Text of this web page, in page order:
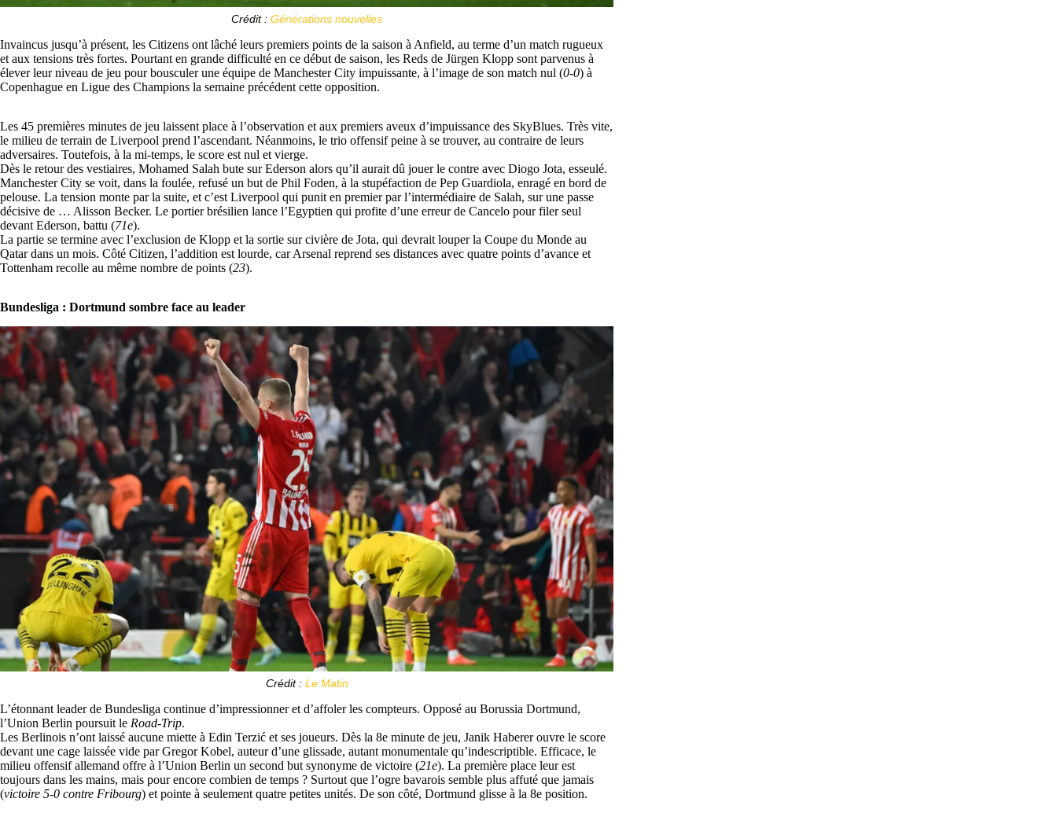
Crédit : Générations nouvelles
Invaincus jusqu’à présent, les Citizens ont lâché leurs premiers points de la saison à Anfield, au terme d’un match rugueux
et aux tensions très fortes. Pourtant en grande difficulté en ce début de saison, les Reds de Jürgen Klopp sont parvenus à
élever leur niveau de jeu pour bousculer une équipe de Manchester City impuissante, à l’image de son match nul (0-0) à
Copenhague en Ligue des Champions la semaine précédent cette opposition.
Les 45 premières minutes de jeu laissent place à l’observation et aux premiers aveux d’impuissance des SkyBlues. Très vite,
le milieu de terrain de Liverpool prend l’ascendant. Néanmoins, le trio offensif peine à se trouver, au contraire de leurs
adversaires. Toutefois, à la mi-temps, le score est nul et vierge.
Dès le retour des vestiaires, Mohamed Salah bute sur Ederson alors qu’il aurait dû jouer le contre avec Diogo Jota, esseulé.
Manchester City se voit, dans la foulée, refusé un but de Phil Foden, à la stupéfaction de Pep Guardiola, enragé en bord de
pelouse. La tension monte par la suite, et c’est Liverpool qui punit en premier par l’intermédiaire de Salah, sur une passe
décisive de … Alisson Becker. Le portier brésilien lance l’Egyptien qui profite d’une erreur de Cancelo pour filer seul
devant Ederson, battu (71e).
La partie se termine avec l’exclusion de Klopp et la sortie sur civière de Jota, qui devrait louper la Coupe du Monde au
Qatar dans un mois. Côté Citizen, l’addition est lourde, car Arsenal reprend ses distances avec quatre points d’avance et
Tottenham recolle au même nombre de points (23).
Bundesliga : Dortmund sombre face au leader
Crédit : Le Matin
L’étonnant leader de Bundesliga continue d’impressionner et d’affoler les compteurs. Opposé au Borussia Dortmund,
l’Union Berlin poursuit le Road-Trip.
Les Berlinois n’ont laissé aucune miette à Edin Terzić et ses joueurs. Dès la 8e minute de jeu, Janik Haberer ouvre le score
devant une cage laissée vide par Gregor Kobel, auteur d’une glissade, autant monumentale qu’indescriptible. Efficace, le
milieu offensif allemand offre à l’Union Berlin un second but synonyme de victoire (21e). La première place leur est
toujours dans les mains, mais pour encore combien de temps ? Surtout que l’ogre bavarois semble plus affuté que jamais
(victoire 5-0 contre Fribourg) et pointe à seulement quatre petites unités. De son côté, Dortmund glisse à la 8e position.